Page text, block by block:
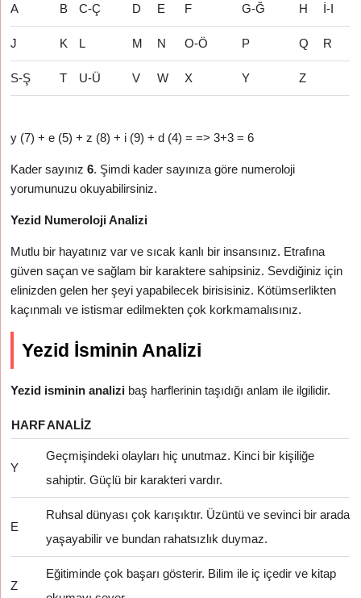
A B C-Ç D E F G-Ğ H İ-I
J K L M N O-Ö P Q R
S-Ş T U-Ü V W X Y Z
y (7) + e (5) + z (8) + i (9) + d (4) = => 3+3 = 6
Kader sayınız6. Şimdi kader sayınıza göre numeroloji
yorumunuzu okuyabilirsiniz.
Yezid Numeroloji Analizi
Mutlu bir hayatınız var ve sıcak kanlı bir insansınız. Etrafına
güven saçan ve sağlam bir karaktere sahipsiniz. Sevdiğiniz için
elinizden gelen her şeyi yapabilecek birisisiniz. Kötümserlikten
kaçınmalı ve istismar edilmekten çok korkmamalısınız.
Yezid İsminin Analizi
Yezid isminin analizi baş harflerinin taşıdığı anlam ile ilgilidir.
HARFANALIZ
Y
Geçmişindeki olayları hiç unutmaz. Kinci bir kişiliğe
sahiptir. Güçlü bir karakteri vardır.
E
Ruhsal dünyası çok karışıktır. Üzüntü ve sevinci bir arada
yaşayabilir ve bundan rahatsızlık duymaz.
Z
Eğitiminde çok başarı gösterir. Bilim ile iç içedir ve kitap